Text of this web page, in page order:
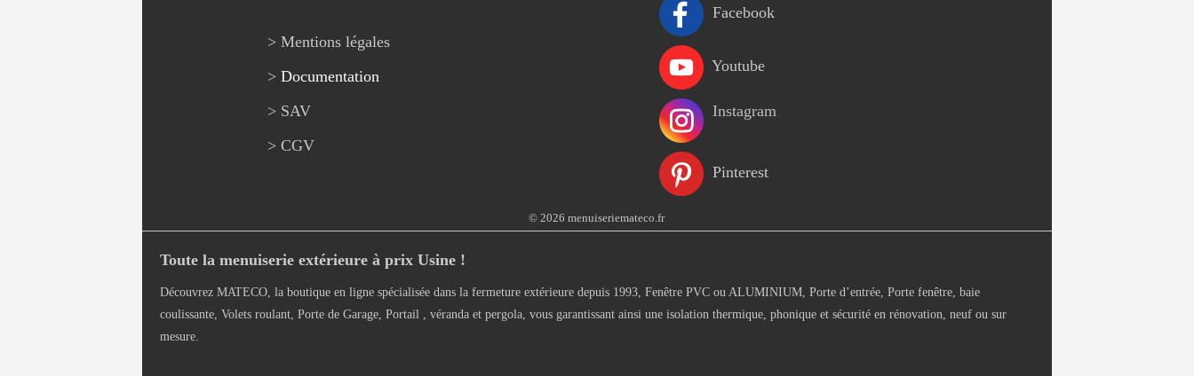
> Mentions légales
> Documentation
> SAV
> CGV
Facebook
Youtube
Instagram
Pinterest
© 2026 menuiseriemateco.fr
Toute la menuiserie extérieure à prix Usine !
Découvrez MATECO, la boutique en ligne spécialisée dans la fermeture extérieure depuis 1993, Fenêtre PVC ou ALUMINIUM, Porte d’entrée, Porte fenêtre, baie
coulissante, Volets roulant, Porte de Garage, Portail , véranda et pergola, vous garantissant ainsi une isolation thermique, phonique et sécurité en rénovation, neuf ou sur
mesure.